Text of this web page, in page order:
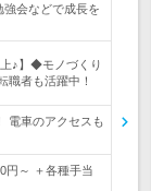
会などで成長を
上♪】◆モノづくり
者も活躍中！
電車のアクセスも
円～ ＋各種手当